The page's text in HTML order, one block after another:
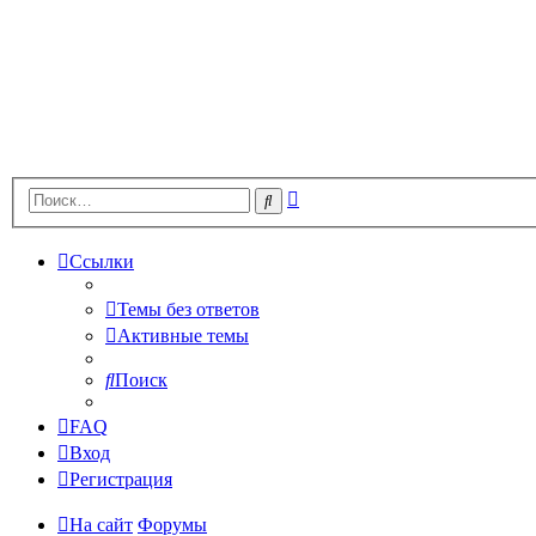
Поиск
Ссылки
Темы без ответов
Активные темы
Поиск
FAQ
Вход
Регистрация
На сайт Форумы